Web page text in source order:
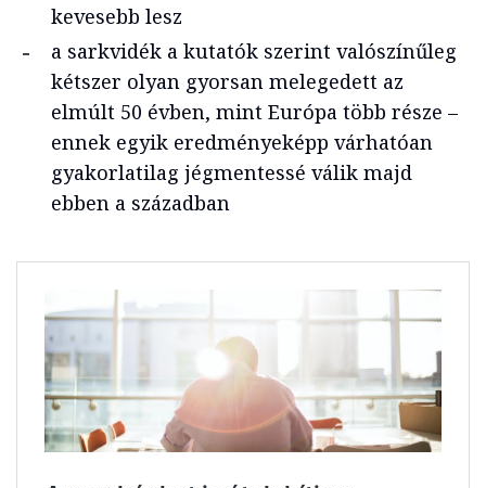
kevesebb lesz
a sarkvidék a kutatók szerint valószínűleg
kétszer olyan gyorsan melegedett az
elmúlt 50 évben, mint Európa több része –
ennek egyik eredményeképp várhatóan
gyakorlatilag jégmentessé válik majd
ebben a században